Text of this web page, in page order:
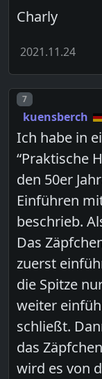
Charly
2021.11.24
Post number
7
kuensberch
Ich habe in
“Praktische
den 50er
Einführen
beschrieb.
Das
zuerst
die Spitze
weiter
schließt.
das
wird es von